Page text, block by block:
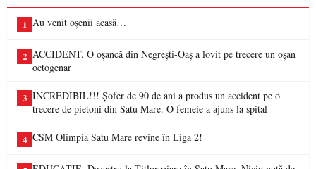
1 Au venit oșenii acasă…
2 ACCIDENT. O oșancă din Negrești-Oaș a lovit pe trecere un oșan
octogenar
3 INCREDIBIL!!! Șofer de 90 de ani a produs un accident pe o
trecere de pietoni din Satu Mare. O femeie a ajuns la spital
4 CSM Olimpia Satu Mare revine în Liga 2!